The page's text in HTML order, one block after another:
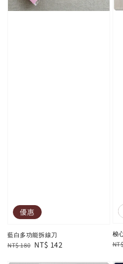
優惠
藍白多功能拆線刀
Regular
NT$ 180 Sale
NT$ 142
梭